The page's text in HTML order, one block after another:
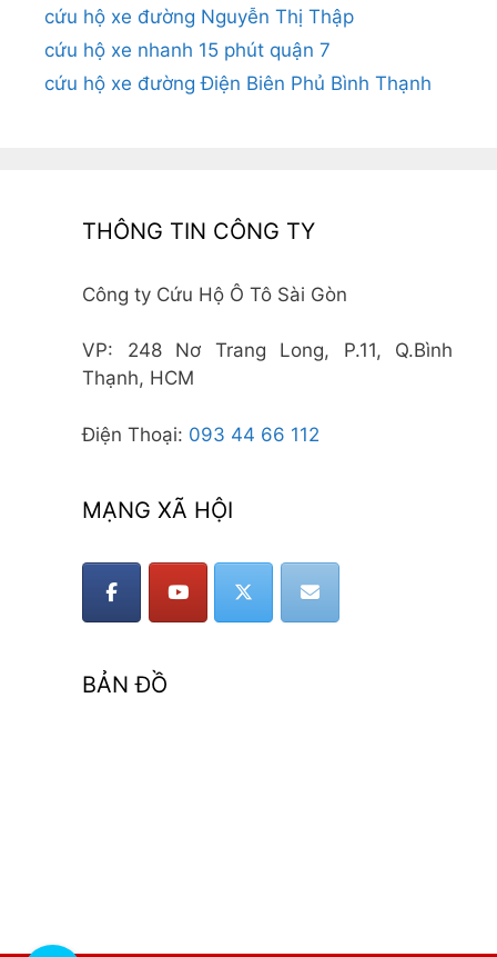
cứu hộ xe đường Nguyễn Thị Thập
cứu hộ xe nhanh 15 phút quận 7
cứu hộ xe đường Điện Biên Phủ Bình Thạnh
THÔNG TIN CÔNG TY
Công ty Cứu Hộ Ô Tô Sài Gòn
VP: 248 Nơ Trang Long, P.11, Q.Bình
Thạnh, HCM
Điện Thoại: 093 44 66 112
MẠNG XÃ HỘI
BẢN ĐỒ